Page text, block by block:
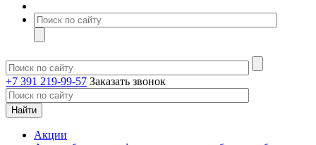
+7 391 219-99-57 Заказать звонок
Акции